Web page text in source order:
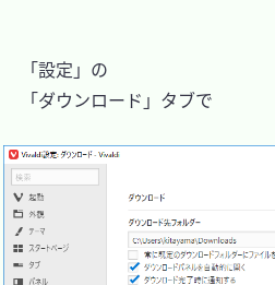
「設定」の
「ダウンロード」タブで